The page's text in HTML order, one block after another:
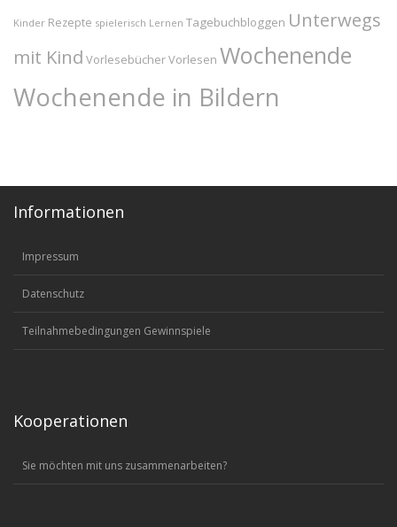
Kinder Rezepte spielerisch Lernen Tagebuchbloggen Unterwegs
mit Kind VorlesebücherVorlesen Wochenende
Wochenende in Bildern
Informationen
Impressum
Datenschutz
Teilnahmebedingungen Gewinnspiele
Kooperationen
Sie möchten mit uns zusammenarbeiten?